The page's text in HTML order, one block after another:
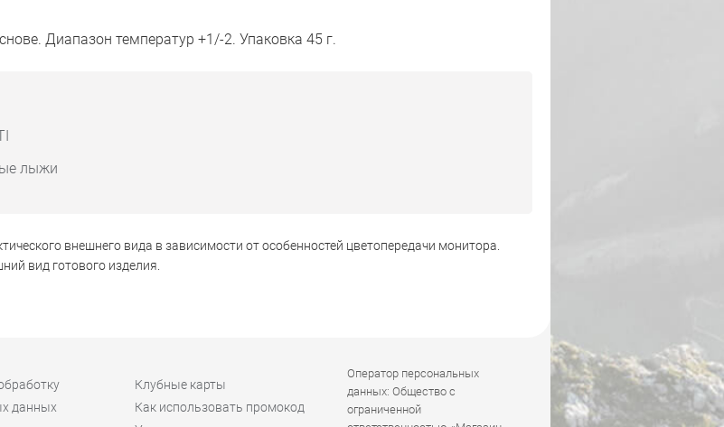
Диапазон температур +1/-2. Упаковка 45 г.
лыжи
внешнего вида в зависимости от особенностей цветопередачи монитора.
вид готового изделия.
данных
Клубные карты
Как использовать промокод
Оператор персональных
данных: Общество с
ограниченной